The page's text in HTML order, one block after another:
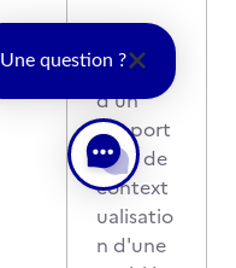
base
d’un
support
écrit de
context
ualisatio
n d'une
Une question ?